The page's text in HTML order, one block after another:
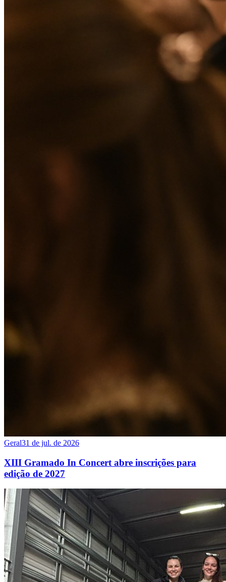
Geral31 de jul. de 2026
XIII Gramado In Concert abre inscrições para
edição de 2027